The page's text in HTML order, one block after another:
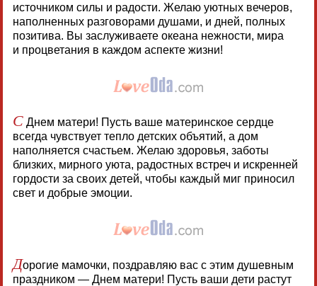
источником силы и радости. Желаю уютных вечеров,
наполненных разговорами душами, и дней, полных
позитива. Вы заслуживаете океана нежности, мира
и процветания в каждом аспекте жизни!
СДнем матери! Пусть ваше материнское сердце
всегда чувствует тепло детских объятий, а дом
наполняется счастьем. Желаю здоровья, заботы
близких, мирного уюта, радостных встреч и искренней
гордости за своих детей, чтобы каждый миг приносил
свет и добрые эмоции.
Дорогие мамочки, поздравляю вас с этим душевным
праздником — Днем матери! Пусть ваши дети растут